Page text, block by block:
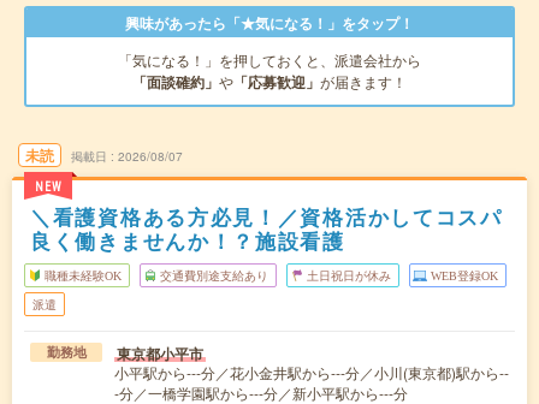
興味があったら「★気になる！」をタップ！
「気になる！」を押しておくと、派遣会社から
「面談確約」 や 「応募歓迎」 が届きます！
未読
NEW
掲載日 2026/08/07
＼看護資格ある方必見！／資格活かしてコスパ
良く働きませんか！？施設看護
職種未経験OK 交通費別途支給あり 土日祝日が休み WEB登録OK
派遣
勤務地 東京都小平市
小平駅から---分／花小金井駅から---分／小川(東京都)駅から--
-分／一橋学園駅から---分／新小平駅から---分